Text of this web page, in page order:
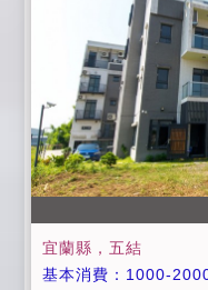
六為假日價。 附中、
知)。 提供腳踏車、
盤)。 1.住宿當日逢
縣市政府頒布"停止
訂金或保留三個月。(
居住區域的陸上颱風
以因下雨或其他颱風
更住宿日期請於7 日
月 ; 如未於7日前通
失，將不保留或退還
依據消保會規定 ) a.
宜蘭縣，五結
基本消費：1000-